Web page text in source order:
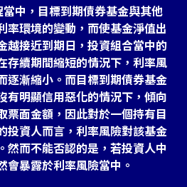
中，目標到期債券基金與其他
率環境的變動，而使基金淨值出
越接近到期日，投資組合當中的
存續期間縮短的情況下，利率風
逐漸縮小。而目標到期債券基金
有明顯信用惡化的情況下，傾向
票面金額，因此對於一個持有目
投資人而言，利率風險對該基金
然而不能否認的是，若投資人中
會暴露於利率風險當中。